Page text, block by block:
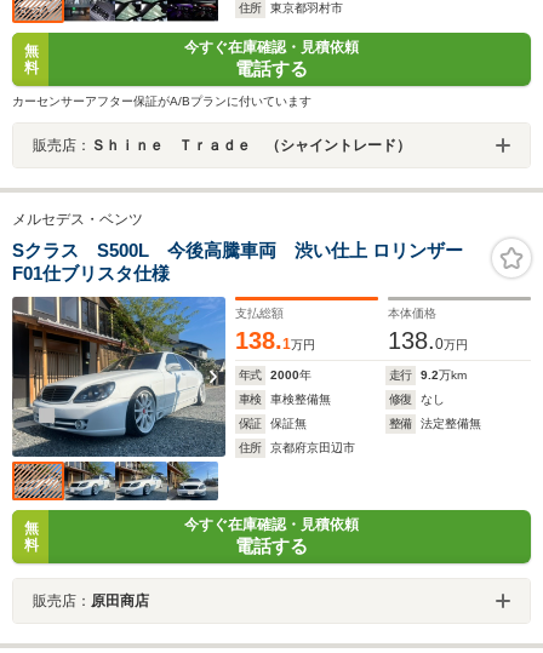
住所
東京都羽村市
無
料
今すぐ在庫確認・見積依頼
電話する
カーセンサーアフター保証がA/Bプランに付いています
販売店： Ｓｈｉｎｅ Ｔｒａｄｅ （シャイントレード）
メルセデス・ベンツ
Sクラス S500L 今後高騰車両 渋い仕上 ロリンザー
F01仕ブリスタ仕様
支払総額
138.1万円
本体価格
138.0万円
年式 2000年 走行 9.2万km
車検
車検整備無 修復
なし
保証
保証無 整備
法定整備無
住所
京都府京田辺市
無
料
今すぐ在庫確認・見積依頼
電話する
販売店： 原田商店